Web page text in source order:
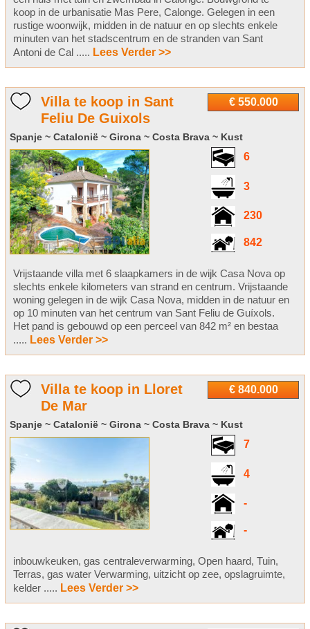
koop in de urbanisatie Mas Pere, Calonge. Gelegen in een
rustige woonwijk, midden in de natuur en op slechts enkele
minuten van het stadscentrum en de stranden van Sant
Antoni de Cal ..... Lees Verder >>
€ 550.000
Villa te koop in Sant
Feliu De Guixols
Spanje ~ Catalonië ~ Girona ~ Costa Brava ~ Kust
6
3
230
842
Vrijstaande villa met 6 slaapkamers in de wijk Casa Nova op
slechts enkele kilometers van strand en centrum. Vrijstaande
woning gelegen in de wijk Casa Nova, midden in de natuur en
op 10 minuten van het centrum van Sant Feliu de Guíxols.
Het pand is gebouwd op een perceel van 842 m² en bestaa
..... Lees Verder >>
€ 840.000
Villa te koop in Lloret
De Mar
Spanje ~ Catalonië ~ Girona ~ Costa Brava ~ Kust
7
4
-
-
inbouwkeuken, gas centraleverwarming, Open haard, Tuin,
Terras, gas water Verwarming, uitzicht op zee, opslagruimte,
kelder ..... Lees Verder >>